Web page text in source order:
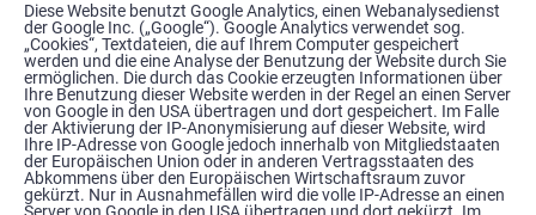
Diese Website benutzt Google Analytics, einen Webanalysedienst
der Google Inc. („Google“). Google Analytics verwendet sog.
„Cookies“, Textdateien, die auf Ihrem Computer gespeichert
werden und die eine Analyse der Benutzung der Website durch Sie
ermöglichen. Die durch das Cookie erzeugten Informationen über
Ihre Benutzung dieser Website werden in der Regel an einen Server
von Google in den USA übertragen und dort gespeichert. Im Falle
der Aktivierung der IP-Anonymisierung auf dieser Website, wird
Ihre IP-Adresse von Google jedoch innerhalb von Mitgliedstaaten
der Europäischen Union oder in anderen Vertragsstaaten des
Abkommens über den Europäischen Wirtschaftsraum zuvor
gekürzt. Nur in Ausnahmefällen wird die volle IP-Adresse an einen